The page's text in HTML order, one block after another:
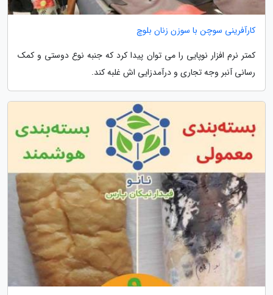
کارآفرینی سوچن با سوزن زنان بلوچ
کمتر نرم افزار نوپایی را می توان پیدا کرد که جنبه نوع دوستی و کمک
رسانی آنبر وجه تجاری و درآمدزایی اش غلبه کند.